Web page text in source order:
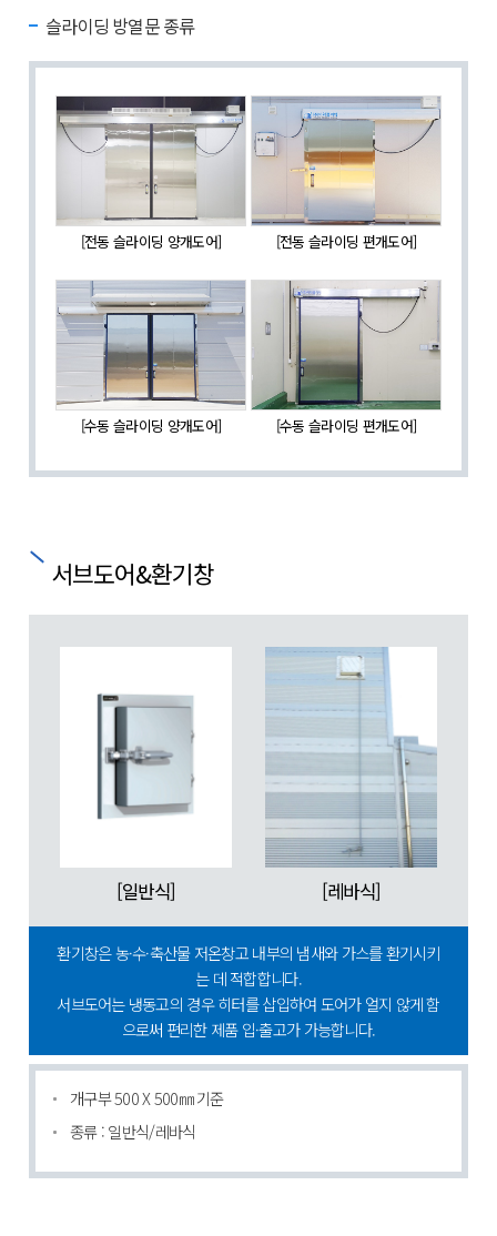
슬라이딩 방열문 종류
[전동 슬라이딩 양개도어] [전동 슬라이딩 편개도어]
[수동 슬라이딩 양개도어] [수동 슬라이딩 편개도어]
서브도어&환기창
[일반식] [레바식]
환기창은 농·수·축산물 저온창고 내부의 냄새와 가스를 환기시키
는 데 적합합니다.
서브도어는 냉동고의 경우 히터를 삽입하여 도어가 얼지 않게 함
으로써 편리한 제품 입·출고가 가능합니다.
개구부 500 X 500㎜ 기준
종류 : 일반식/레바식